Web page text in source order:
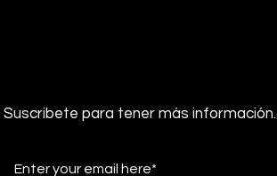
Suscribete para tener más información.